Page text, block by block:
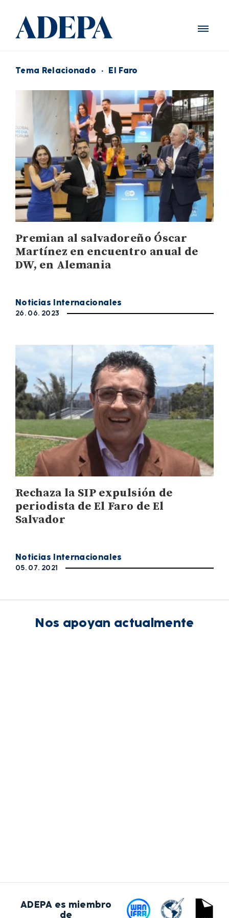
Tema Relacionado · El Faro
Premian al salvadoreño Óscar
Martínez en encuentro anual de
DW, en Alemania
Noticias Internacionales
26. 06. 2023
Rechaza la SIP expulsión de
periodista de El Faro de El
Salvador
Noticias Internacionales
05. 07. 2021
Nos apoyan actualmente
ADEPA es miembro
de